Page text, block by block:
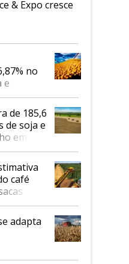
& Expo cresce
no
e
de 185,6
de soja e
em
café
adapta